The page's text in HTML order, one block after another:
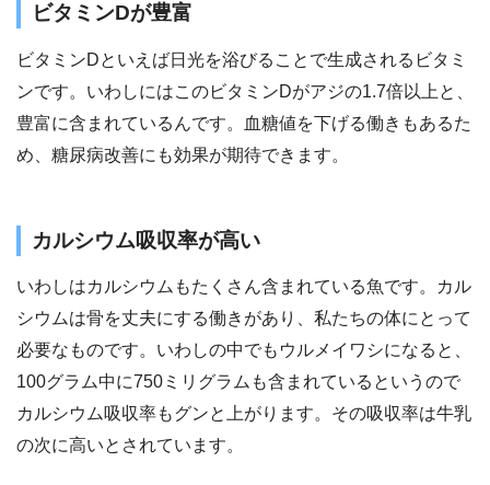
ビタミンDが豊富
ビタミンDといえば日光を浴びることで生成されるビタミ
ンです。いわしにはこのビタミンDがアジの1.7倍以上と、
豊富に含まれているんです。血糖値を下げる働きもあるた
め、糖尿病改善にも効果が期待できます。
カルシウム吸収率が高い
いわしはカルシウムもたくさん含まれている魚です。カル
シウムは骨を丈夫にする働きがあり、私たちの体にとって
必要なものです。いわしの中でもウルメイワシになると、
100グラム中に750ミリグラムも含まれているというので
カルシウム吸収率もグンと上がります。その吸収率は牛乳
の次に高いとされています。